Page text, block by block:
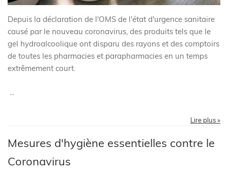
Depuis la déclaration de l'OMS de l'état d'urgence sanitaire
causé par le nouveau coronavirus, des produits tels que le
gel hydroalcoolique ont disparu des rayons et des comptoirs
de toutes les pharmacies et parapharmacies en un temps
extrêmement court.
...
Lire plus »
Mesures d'hygiène essentielles contre le
Coronavirus